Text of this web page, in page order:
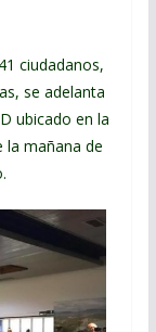
ciudadanos,
se adelanta
ubicado en la
la mañana de